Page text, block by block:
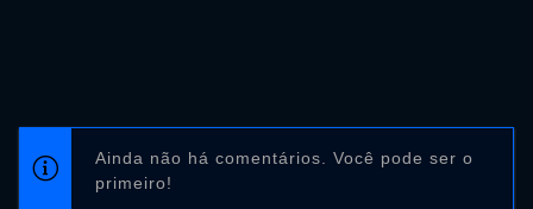
Ainda não há comentários. Você pode ser o
primeiro!